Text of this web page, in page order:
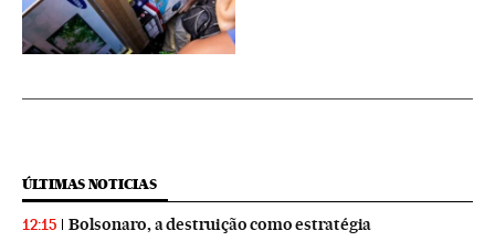
ÚLTIMAS NOTICIAS
12:15 Bolsonaro, a destruição como estratégia